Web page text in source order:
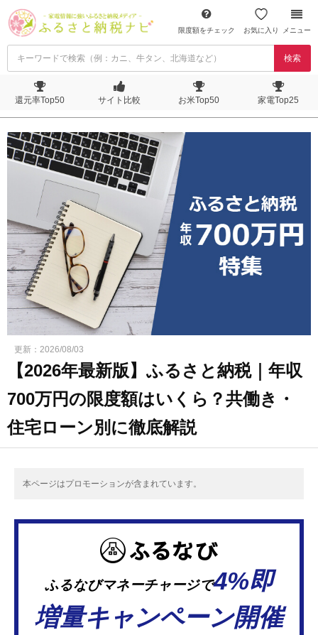
限度額をチェック お気に入り メニュー
検索
還元率Top50 サイト比較 お米Top50 家電Top25
更新： 2026/08/03
【2026年最新版】ふるさと納税｜年収
700万円の限度額はいくら？共働き・
住宅ローン別に徹底解説
本ページはプロモーションが含まれています。
ふるなびマネーチャージで4%即
増量キャンペーン開催